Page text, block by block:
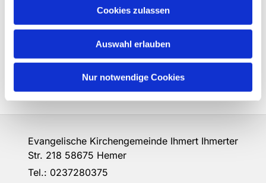
Cookies zulassen
Auswahl erlauben
Nur notwendige Cookies
Evangelische Kirchengemeinde Ihmert Ihmerter
Str. 218 58675 Hemer
Tel.: 0237280375